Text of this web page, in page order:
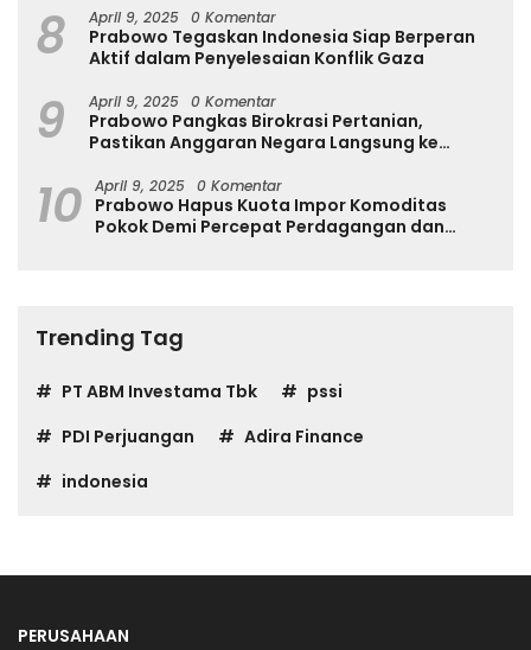
8 April 9, 2025 0 Komentar
Prabowo Tegaskan Indonesia Siap Berperan
Aktif dalam Penyelesaian Konflik Gaza
9 April 9, 2025 0 Komentar
Prabowo Pangkas Birokrasi Pertanian,
Pastikan Anggaran Negara Langsung ke
10 April 9, 2025 0 Komentar
Prabowo Hapus Kuota Impor Komoditas
Pokok Demi Percepat Perdagangan dan
Trending Tag
PT ABM Investama Tbk
pssi
PDI Perjuangan
Adira Finance
indonesia
PERUSAHAAN